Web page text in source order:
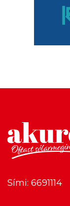
Sími: 6691114